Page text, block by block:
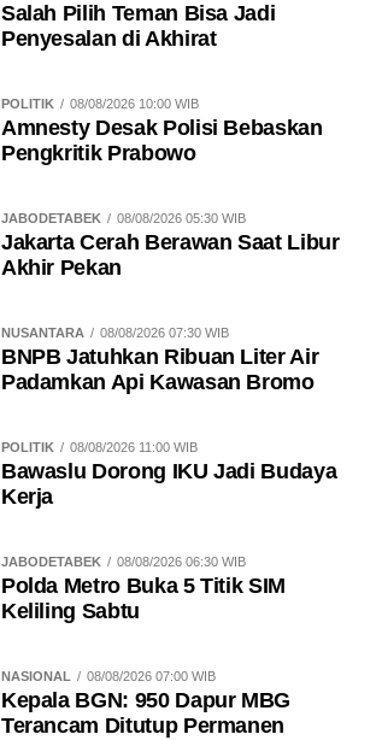
Salah Pilih Teman Bisa Jadi
Penyesalan di Akhirat
POLITIK 08/08/2026 10:00 WIB
Amnesty Desak Polisi Bebaskan
Pengkritik Prabowo
JABODETABEK 08/08/2026 05:30 WIB
Jakarta Cerah Berawan Saat Libur
Akhir Pekan
NUSANTARA 08/08/2026 07:30 WIB
BNPB Jatuhkan Ribuan Liter Air
Padamkan Api Kawasan Bromo
POLITIK 08/08/2026 11:00 WIB
Bawaslu Dorong IKU Jadi Budaya
Kerja
JABODETABEK 08/08/2026 06:30 WIB
Polda Metro Buka 5 Titik SIM
Keliling Sabtu
NASIONAL 08/08/2026 07:00 WIB
Kepala BGN: 950 Dapur MBG
Terancam Ditutup Permanen